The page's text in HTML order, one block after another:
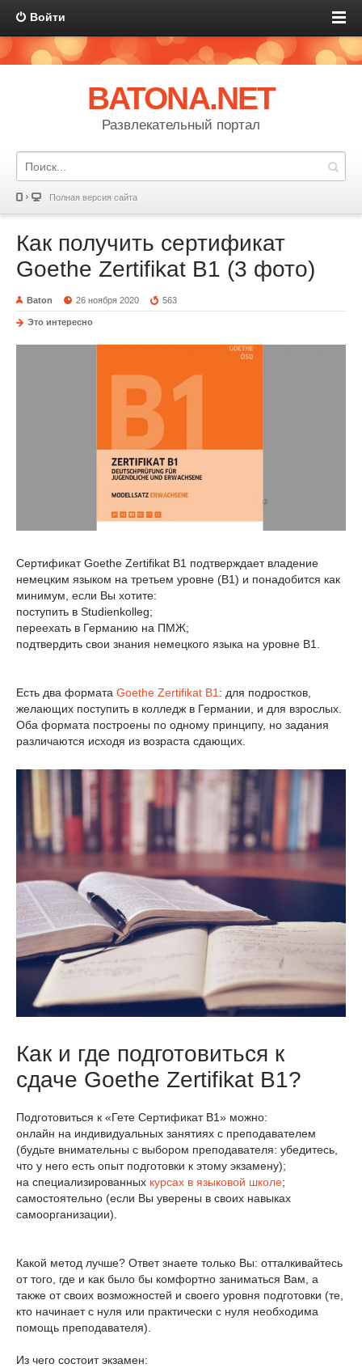
Войти
BATONA.NET
Развлекательный портал
Полная версия сайта
Как получить сертификат
Goethe Zertifikat B1 (3 фото)
Baton 26 ноября 2020 563
Это интересно
Сертификат Goethe Zertifikat B1 подтверждает владение
немецким языком на третьем уровне (В1) и понадобится как
минимум, если Вы хотите:
поступить в Studienkolleg;
переехать в Германию на ПМЖ;
подтвердить свои знания немецкого языка на уровне В1.
Есть два формата Goethe Zertifikat B1 : для подростков,
желающих поступить в колледж в Германии, и для взрослых.
Оба формата построены по одному принципу, но задания
различаются исходя из возраста сдающих.
Как и где подготовиться к
сдаче Goethe Zertifikat B1?
Подготовиться к «Гете Сертификат В1» можно:
онлайн на индивидуальных занятиях с преподавателем
(будьте внимательны с выбором преподавателя: убедитесь,
что у него есть опыт подготовки к этому экзамену);
на специализированных курсах в языковой школе;
самостоятельно (если Вы уверены в своих навыках
самоорганизации).
Какой метод лучше? Ответ знаете только Вы: отталкивайтесь
от того, где и как было бы комфортно заниматься Вам, а
также от своих возможностей и своего уровня подготовки (те,
кто начинает с нуля или практически с нуля необходима
помощь преподавателя).
Из чего состоит экзамен: